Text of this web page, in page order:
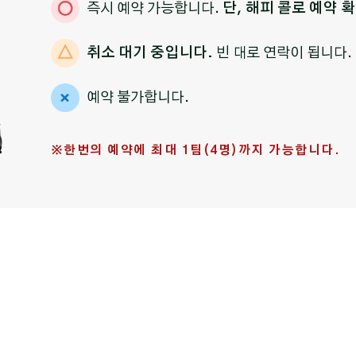
즉시 예약 가능합니다. 단, 해피 콜로 예약
취소 대기 중입니다. 빈 대로 연락이 됩니다.
예약 불가합니다.
※한번의 예약에 최대 1팀(4명)까지 가능합니다.